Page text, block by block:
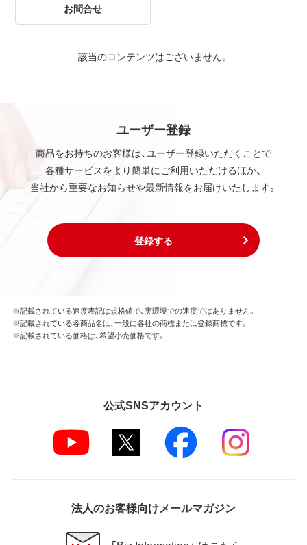
お問合せ
該当のコンテンツはございません。
ユーザー登録
商品をお持ちのお客様は、ユーザー登録いただくことで
各種サービスをより簡単にご利用いただけるほか、
当社から重要なお知らせや最新情報をお届けいたします。
登録する
※記載されている速度表記は規格値で、実環境での速度ではありません。
※記載されている各商品名は、一般に各社の商標または登録商標です。
※記載されている価格は、希望小売価格です。
公式SNSアカウント
法人のお客様向けメールマガジン